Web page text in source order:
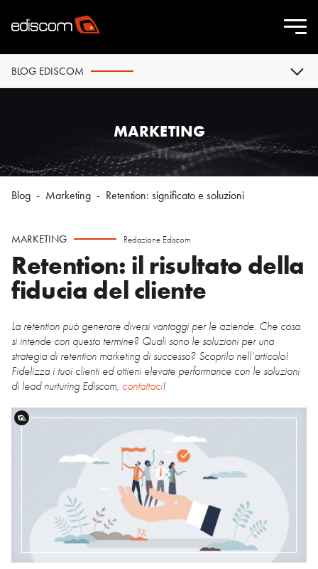
BLOG EDISCOM
MARKETING
Blog - Marketing - Retention: significato e soluzioni
MARKETING Redazione Ediscom
Retention: il risultato della
fiducia del cliente
La retention può generare diversi vantaggi per le aziende. Che cosa
si intende con questo termine? Quali sono le soluzioni per una
strategia di retention marketing di successo? Scoprilo nell’articolo!
Fidelizza i tuoi clienti ed ottieni elevate performance con le soluzioni
di lead nurturing Ediscom, contattaci!